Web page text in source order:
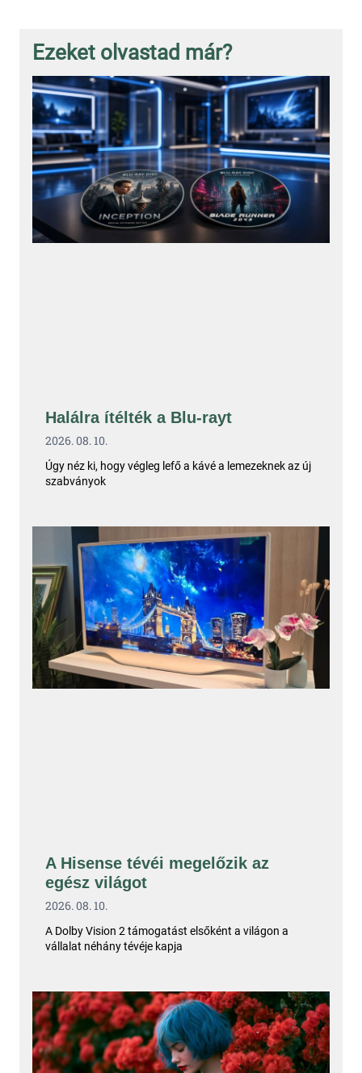
Ezeket olvastad már?
Halálra ítélték a Blu-rayt
2026. 08. 10.
Úgy néz ki, hogy végleg lefő a kávé a lemezeknek az új
szabványok
A Hisense tévéi megelőzik az
egész világot
2026. 08. 10.
A Dolby Vision 2 támogatást elsőként a világon a
vállalat néhány tévéje kapja